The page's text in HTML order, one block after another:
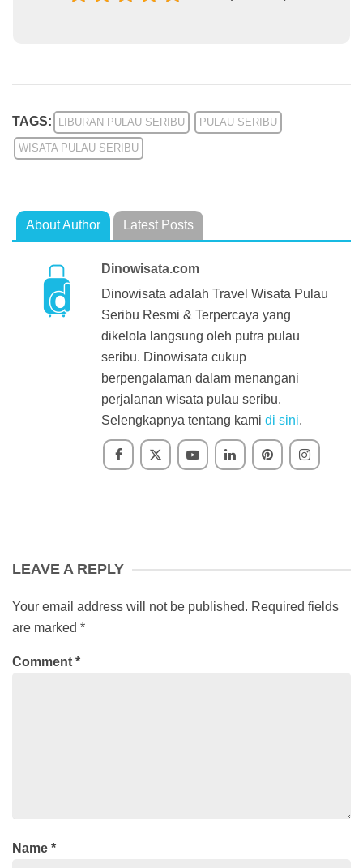
TAGS: LIBURAN PULAU SERIBU PULAU SERIBU
WISATA PULAU SERIBU
About Author Latest Posts
Dinowisata.com
Dinowisata adalah Travel Wisata Pulau
Seribu Resmi & Terpercaya yang
dikelola langsung oleh putra pulau
seribu. Dinowisata cukup
berpengalaman dalam menangani
perjalanan wisata pulau seribu.
Selengkapnya tentang kami di sini.
LEAVE A REPLY
Your email address will not be published. Required fields
are marked *
Comment *
Name *